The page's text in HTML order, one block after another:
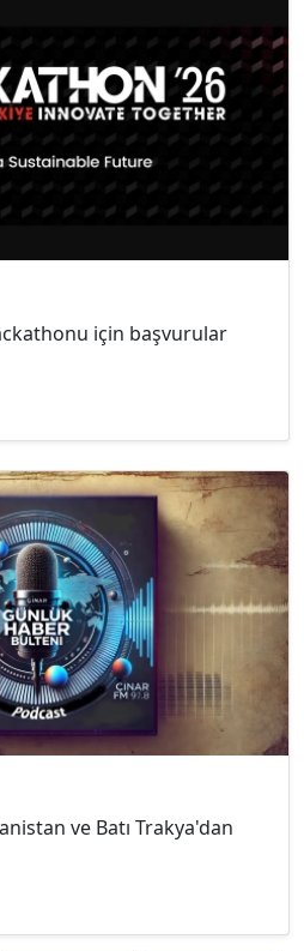
için başvurular
ve Batı Trakya'dan